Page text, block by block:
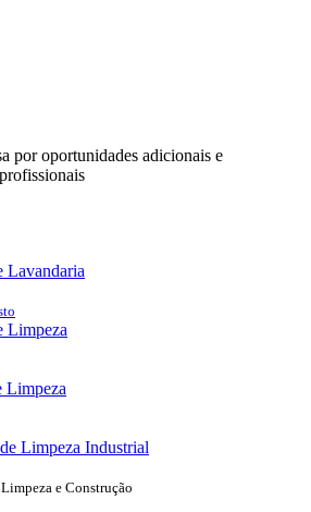
por oportunidades adicionais e
Lavandaria
Limpeza
Limpeza
Limpeza Industrial
e Construção